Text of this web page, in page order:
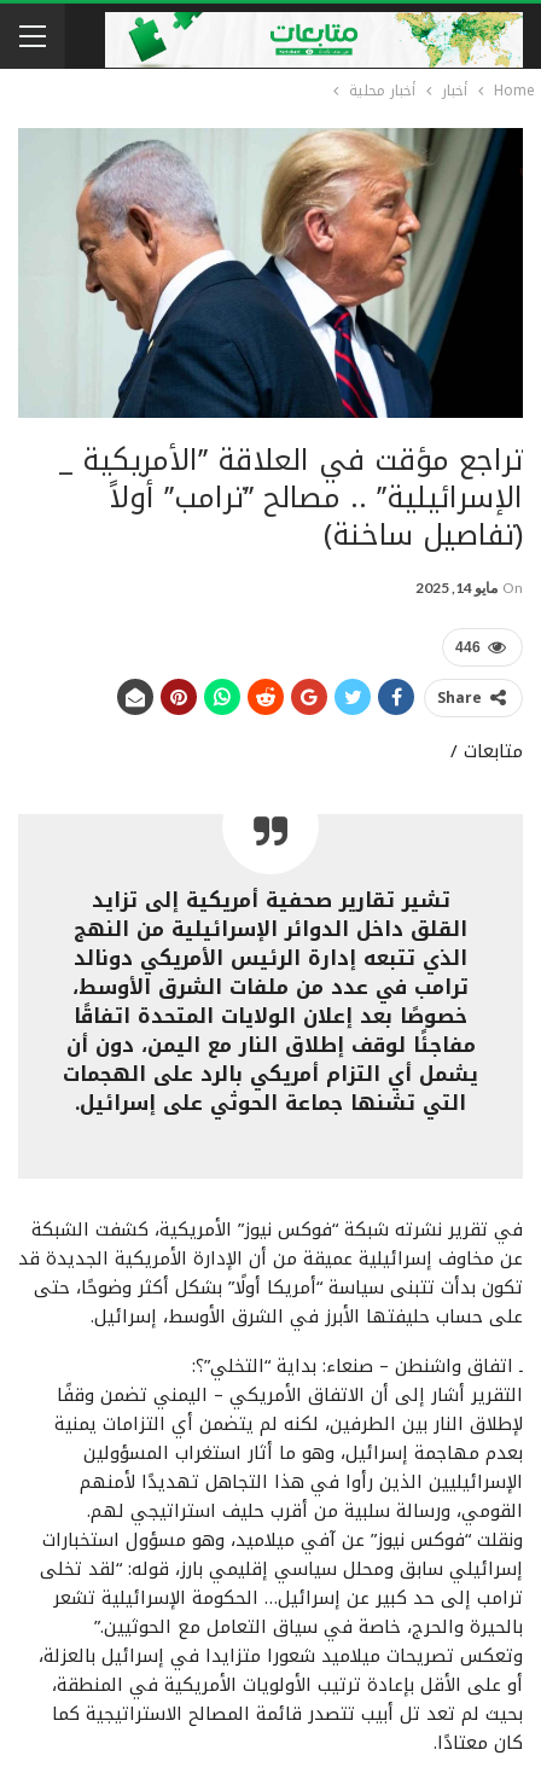
Home أخبار أخبار محلية
تراجع مؤقت في العلاقة ’’الأمريكية _
الإسرائيلية’’ .. مصالح ’’ترامب’’ أولاً
(تفاصيل ساخنة)
On مايو 14, 2025
446
Share
متابعات /
تشير تقارير صحفية أمريكية إلى تزايد
القلق داخل الدوائر الإسرائيلية من النهج
الذي تتبعه إدارة الرئيس الأمريكي دونالد
ترامب في عدد من ملفات الشرق الأوسط،
خصوصًا بعد إعلان الولايات المتحدة اتفاقًا
مفاجئًا لوقف إطلاق النار مع اليمن، دون أن
يشمل أي التزام أمريكي بالرد على الهجمات
التي تشنها جماعة الحوثي على إسرائيل.
في تقرير نشرته شبكة “فوكس نيوز” الأمريكية، كشفت الشبكة
عن مخاوف إسرائيلية عميقة من أن الإدارة الأمريكية الجديدة قد
تكون بدأت تتبنى سياسة “أمريكا أولًا” بشكل أكثر وضوحًا، حتى
على حساب حليفتها الأبرز في الشرق الأوسط، إسرائيل.
ـ اتفاق واشنطن – صنعاء: بداية “التخلي”؟:
التقرير أشار إلى أن الاتفاق الأمريكي – اليمني تضمن وقفًا
لإطلاق النار بين الطرفين، لكنه لم يتضمن أي التزامات يمنية
بعدم مهاجمة إسرائيل، وهو ما أثار استغراب المسؤولين
الإسرائيليين الذين رأوا في هذا التجاهل تهديدًا لأمنهم
القومي، ورسالة سلبية من أقرب حليف استراتيجي لهم.
ونقلت “فوكس نيوز” عن آفي ميلاميد، وهو مسؤول استخبارات
إسرائيلي سابق ومحلل سياسي إقليمي بارز، قوله: “لقد تخلى
ترامب إلى حد كبير عن إسرائيل… الحكومة الإسرائيلية تشعر
بالحيرة والحرج، خاصة في سياق التعامل مع الحوثيين.”
وتعكس تصريحات ميلاميد شعورا متزايدا في إسرائيل بالعزلة،
أو على الأقل بإعادة ترتيب الأولويات الأمريكية في المنطقة،
بحيث لم تعد تل أبيب تتصدر قائمة المصالح الاستراتيجية كما
كان معتادًا.